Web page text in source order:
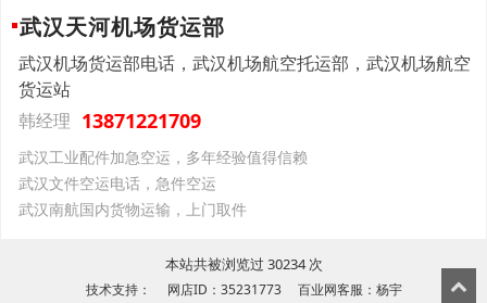
武汉天河机场货运部
武汉机场货运部电话，武汉机场航空托运部，武汉机场航空
货运站
韩经理 13871221709
武汉工业配件加急空运，多年经验值得信赖
武汉文件空运电话，急件空运
武汉南航国内货物运输，上门取件
本站共被浏览过 30234 次
技术支持： 网店ID：35231773 百业网客服：杨宇